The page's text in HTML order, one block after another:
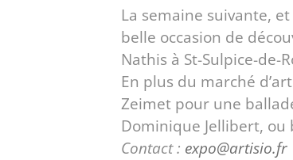
La semaine suivante,
belle occasion de
Nathis à St-Sulpice-de-
En plus du marché
Zeimet pour une
Dominique Jellibert,
Contact : expo@artisio.fr